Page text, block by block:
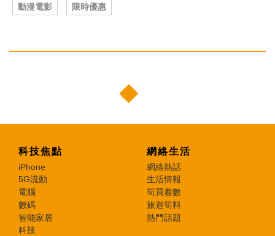
動漫電影 限時優惠
科技焦點
iPhone
5G流動
電腦
數碼
智能家居
科技
網絡生活
網絡熱話
生活情報
筍買着數
旅遊筍料
熱門話題